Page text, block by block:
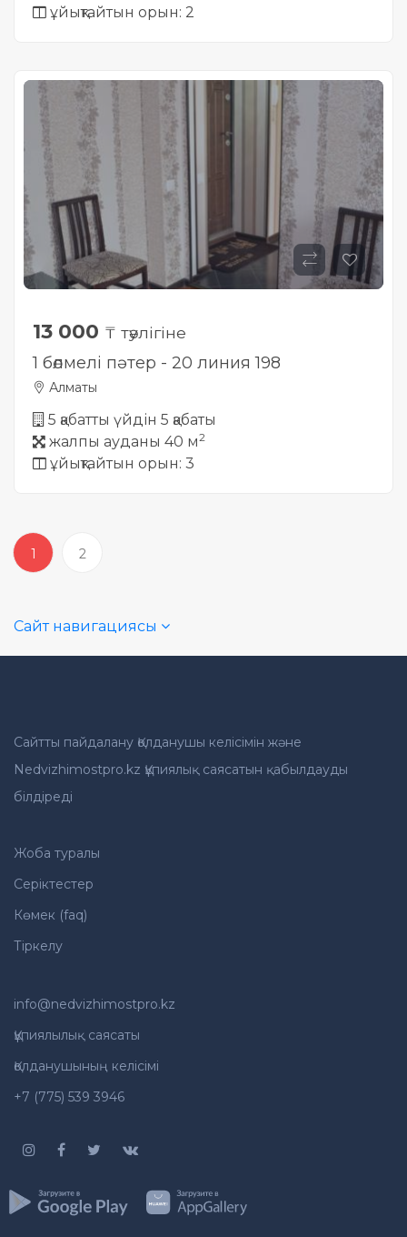
ұйықтайтын орын: 2
13 000 ₸ тәулігіне
1 бөлмелі пәтер - 20 линия 198
Алматы
5 қабатты үйдін 5 қабаты
жалпы ауданы 40 м2
ұйықтайтын орын: 3
1 2
Сайт навигациясы
Сайтты пайдалану Қолданушы келісімін және
Nedvizhimostpro.kz Құпиялық саясатын қабылдауды
білдіреді
Жоба туралы
Серіктестер
Көмек (faq)
Тіркелу
info@nedvizhimostpro.kz
Құпиялылық саясаты
Қолданушының келісімі
+7 (775) 539 3946